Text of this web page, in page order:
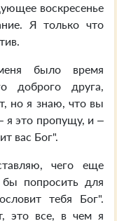
воскресенье
Я только что
было время
доброго друга,
но я знаю, что вы
я это пропущу, и –
вас Бог".
чего еще
бы попросить для
тебя Бог".
это все, в чем я